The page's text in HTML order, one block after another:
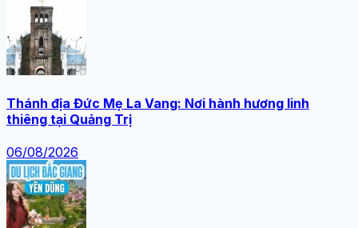
Thánh địa Đức Mẹ La Vang: Nơi hành hương linh
thiêng tại Quảng Trị
06/08/2026